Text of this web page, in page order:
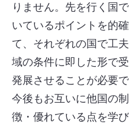
りません。先を行く国
いているポイントを的
て、それぞれの国で工
域の条件に即した形で受
発展させることが必要で
今後もお互いに他国の
徴・優れている点を学